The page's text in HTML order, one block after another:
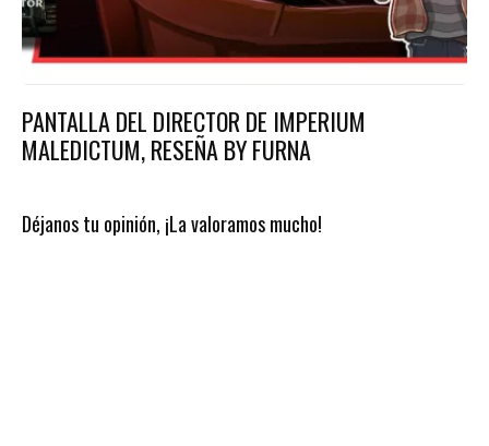
PANTALLA DEL DIRECTOR DE IMPERIUM
MALEDICTUM, RESEÑA BY FURNA
Déjanos tu opinión, ¡La valoramos mucho!